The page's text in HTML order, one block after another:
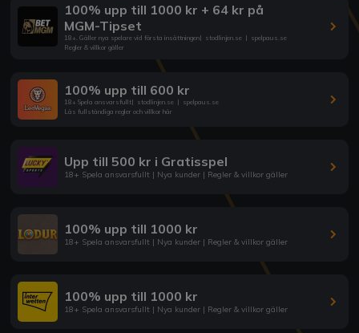
100% upp till 1000 kr + 64 kr på
MGM-Tipset
18+. Gäller nya spelare vid första insättningen| stodlinjen.se | spelpaus.se
Regler & villkor gäller
100% upp till 600 kr
18+ Spela ansvarsfullt| stodlinjen.se | spelpaus.se
Läs fullständiga regler och villkor här
Upp till 500 kr i Gratisspel
18+ Spela ansvarsfullt | Nya kunder | Regler & villkor gäller
100% upp till 1000 kr
18+ Spela ansvarsfullt | Nya kunder | Regler & villkor gäller
100% upp till 1000 kr
18+ Spela ansvarsfullt | Nya kunder | Regler & villkor gäller